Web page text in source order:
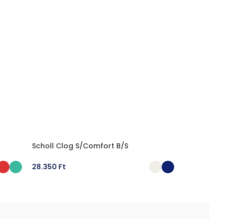
Scholl Clog S/Comfort B/S
28.350 Ft